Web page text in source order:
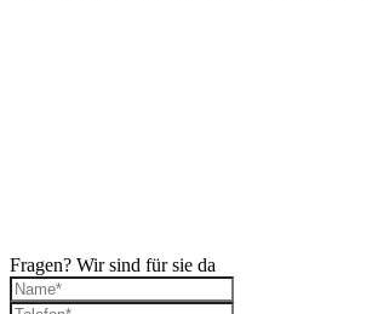
Fragen? Wir sind für sie da